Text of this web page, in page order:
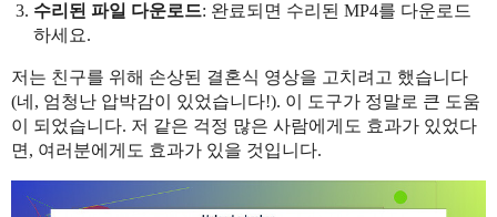
수리된 파일 다운로드: 완료되면 수리된 MP4를 다운로드
하세요.
저는 친구를 위해 손상된 결혼식 영상을 고치려고 했습니다
(네, 엄청난 압박감이 있었습니다!). 이 도구가 정말로 큰 도움
이 되었습니다. 저 같은 걱정 많은 사람에게도 효과가 있었다
면, 여러분에게도 효과가 있을 것입니다.